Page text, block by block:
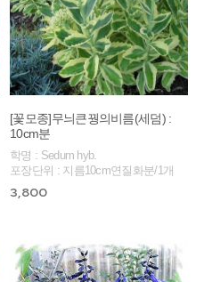
[꽃모종]무늬큰꿩의비름(세덤) :
10cm분
학명 : Sedum hyb.
포장단위 : 지름10cm연질화분/1개
3,800